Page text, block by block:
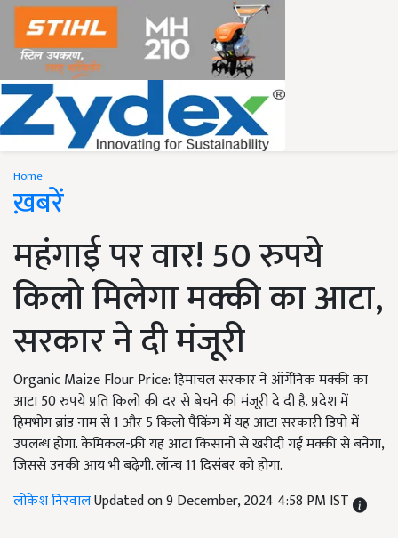
Home
ख़बरें
महंगाई पर वार! 50 रुपये
किलो मिलेगा मक्की का आटा,
सरकार ने दी मंजूरी
Organic Maize Flour Price: हिमाचल सरकार ने ऑर्गेनिक मक्की का
आटा 50 रुपये प्रति किलो की दर से बेचने की मंजूरी दे दी है. प्रदेश में
हिमभोग ब्रांड नाम से 1 और 5 किलो पैकिंग में यह आटा सरकारी डिपो में
उपलब्ध होगा. केमिकल-फ्री यह आटा किसानों से खरीदी गई मक्की से बनेगा,
जिससे उनकी आय भी बढ़ेगी. लॉन्च 11 दिसंबर को होगा.
लोकेश निरवालUpdated on 9 December, 2024 4:58 PM IST